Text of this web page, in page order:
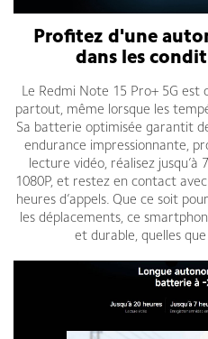
Profitez d'une
dans les
Le Redmi Note 15 Pro+ 5G est
partout, même lorsque les
Sa batterie optimisée garantit
endurance impressionnante,
lecture vidéo, réalisez jusqu’à
1080P, et restez en contact
heures d’appels. Que ce soit
les déplacements, ce
et durable, quelles